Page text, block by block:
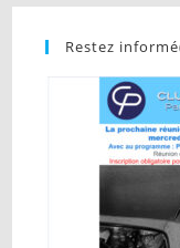
Restez